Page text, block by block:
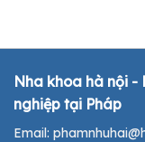
Nha khoa hà nội -
nghiệp tại Pháp
Email: